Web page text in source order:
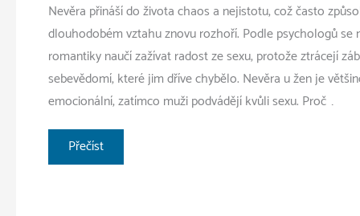
Nevěra přináší do života chaos a nejistotu, což často
dlouhodobém vztahu znovu rozhoří. Podle psychologů se
romantiky naučí zažívat radost ze sexu, protože ztrácejí
sebevědomí, které jim dříve chybělo. Nevěra u žen je
emocionální, zatímco muži podvádějí kvůli sexu. Proč …
Proč
jsme
Přečíst